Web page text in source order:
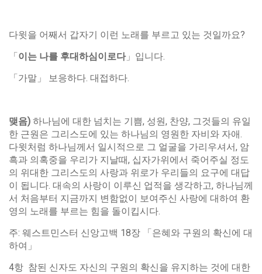
다윗을 어째서 갑자기 이런 노래를 부르고 있는 것일까요?
「이는 나를 후대하심이로다」입니다.
「가말」 보응하다. 대접하다.
맺음) 하나님에 대한 넘치는 기쁨, 성원, 찬양, 그것들의 유일
한 근원은 그리스도에 있는 하나님의 영원한 자비와 자애.
다윗처럼 하나님께서 일시적으로 그 얼굴을 가리우셔서, 암
흑과 의혹중을 우리가 지날때, 십자가위에서 죽어주실 정도
의 위대한 그리스도의 사랑과 위로가 우리들의 요구에 대답
이 됩니다. 대속의 사랑이 이루신 업적을 생각하고, 하나님께
서 처음부터 지금까지 변함없이 보여주신 사랑에 대하여 환
영의 노래를 부르는 힘을 돌이킵시다.
주: 웨스트민스터 신앙고백 18장 「은혜와 구원의 확신에 대
하여」
4항 참된 신자도 자신의 구원의 확신을 유지하는 것에 대한